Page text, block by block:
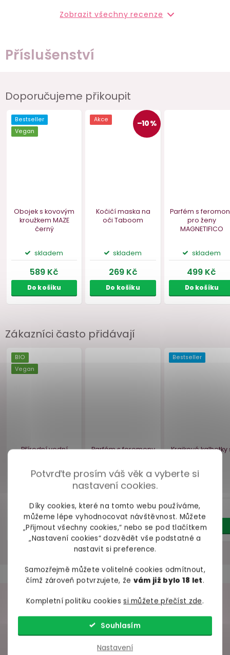
Potvrďte prosím váš věk a vyberte si
nastavení cookies.
Díky cookies, které na tomto webu používáme,
můžeme lépe vyhodnocovat návštěvnost. Můžete
„Přijmout všechny cookies,“ nebo se pod tlačítkem
„Nastavení cookies“ dozvědět vše podstatné a
nastavit si preference.
Samozřejmě můžete volitelné cookies odmítnout,
čímž zároveň potvrzujete, že vám již bylo 18 let.
Kompletní politiku cookiessi můžete přečíst zde.
Nastavení
Souhlasím
Příslušenství
Zobrazit všechny recenze
Doporučujeme přikoupit
Vegan
Do košíku
269 Kč
Do košíku
Secret
Zákazníci často přidávají
BIO
Bestseller
VAŠE ZKUŠENOSTI
98% spokojených zákazníků z2686 ověřených recenzí